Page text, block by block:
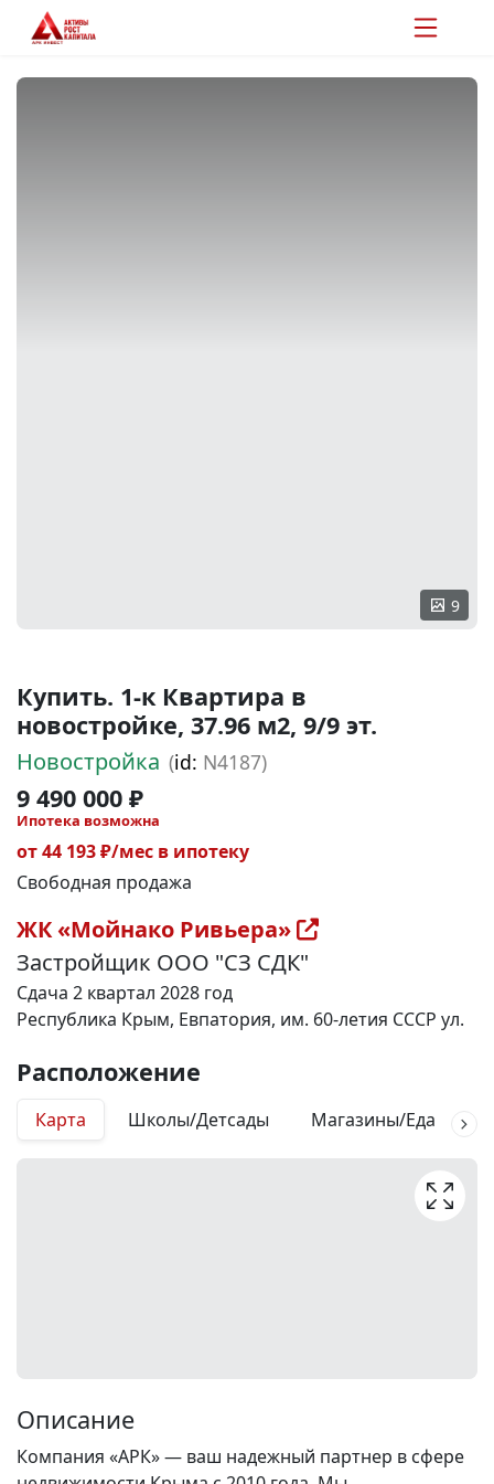
9
Купить. 1-к Квартира в
новостройке, 37.96 м2, 9/9 эт.
Новостройка (id: N4187)
9 490 000 ₽
Ипотека возможна
от 44 193 ₽/мес в ипотеку
Свободная продажа
ЖК «Мойнако Ривьера»
Застройщик ООО "СЗ СДК"
Сдача 2 квартал 2028 год
Республика Крым, Евпатория, им. 60-летия СССР ул.
Расположение
Карта Школы/Детсады Магазины/Еда
Описание
Компания «АРК» — ваш надежный партнер в сфере